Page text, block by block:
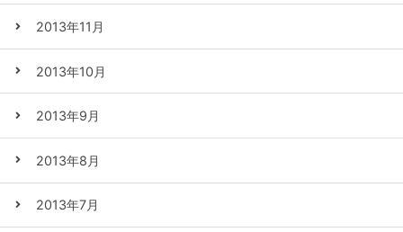
2013年11月
2013年10月
2013年9月
2013年8月
2013年7月